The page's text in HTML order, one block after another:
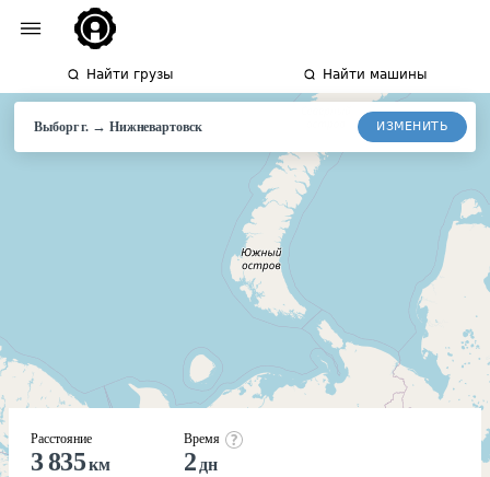
Найти грузы Найти машины
Выборг г. → Нижневартовск ИЗМЕНИТЬ
Расстояние
3 835км
Время
2 дн